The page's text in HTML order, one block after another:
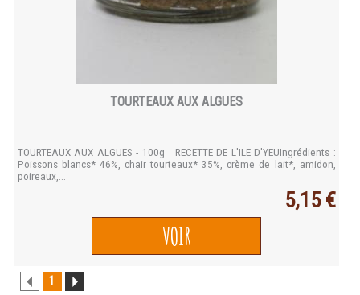
TOURTEAUX AUX ALGUES
TOURTEAUX AUX ALGUES - 100g RECETTE DE L'ILE D'YEUIngrédients :
Poissons blancs* 46%, chair tourteaux* 35%, crème de lait*, amidon,
poireaux,...
5,15 €
VOIR
1